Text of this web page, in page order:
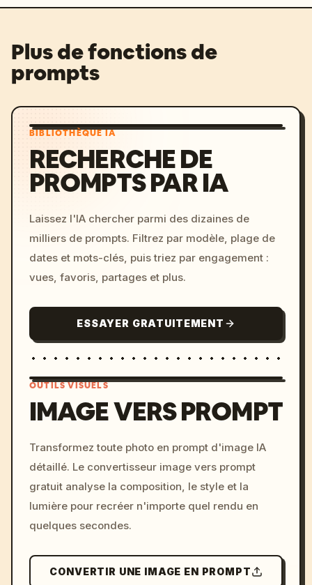
Plus de fonctions de
prompts
BIBLIOTHÈQUE IA
RECHERCHE DE
PROMPTS PAR IA
Laissez l'IA chercher parmi des dizaines de
milliers de prompts. Filtrez par modèle, plage de
dates et mots-clés, puis triez par engagement :
vues, favoris, partages et plus.
ESSAYER GRATUITEMENT
c, cyberpunk sunset, neon
colors, 8k --v 6.0
OUTILS VISUELS
IMAGE VERS PROMPT
Transformez toute photo en prompt d'image IA
détaillé. Le convertisseur image vers prompt
gratuit analyse la composition, le style et la
lumière pour recréer n'importe quel rendu en
quelques secondes.
CONVERTIR UNE IMAGE EN PROMPT